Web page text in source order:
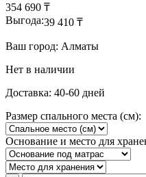
354 690 ₸
Выгода:39 410 ₸
Ваш город: Алматы
Нет в наличии
Доставка: 40-60 дней
Размер спального места (см):
Основание и место для